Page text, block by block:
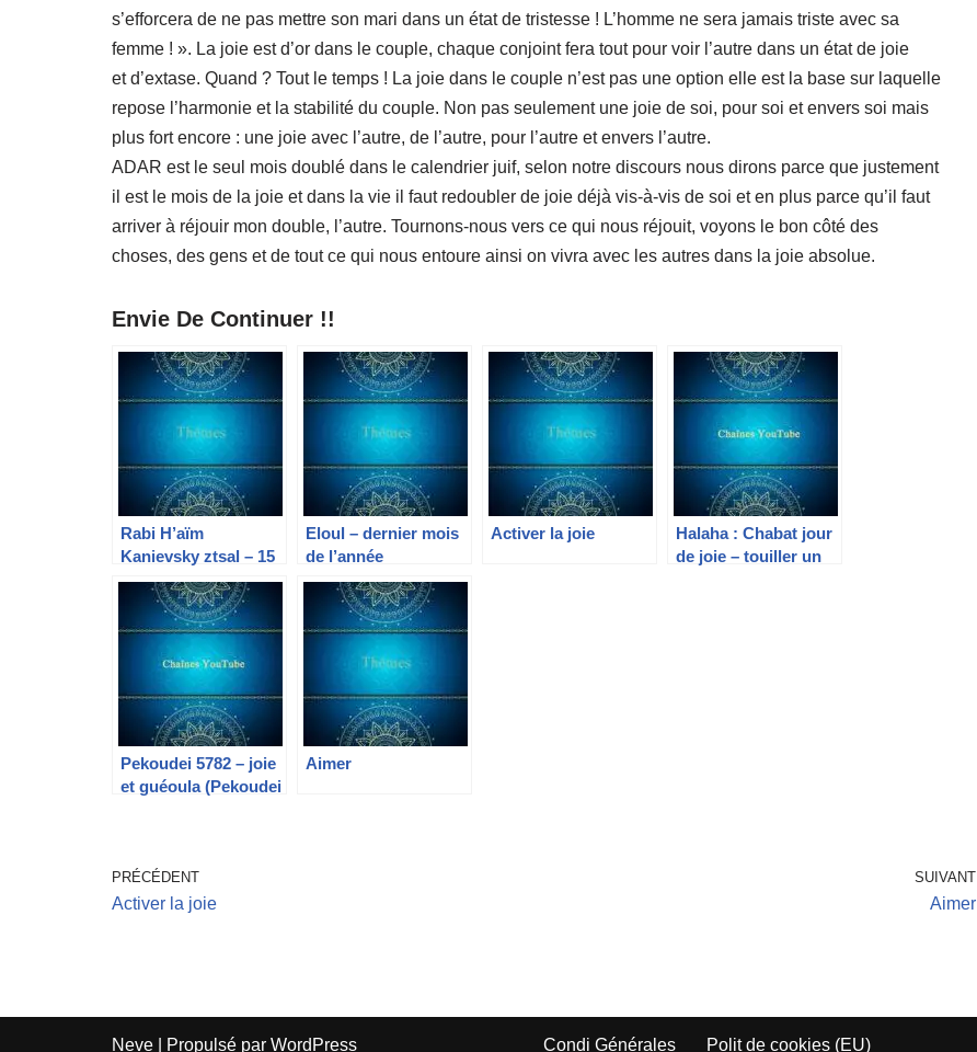
s’efforcera de ne pas mettre son mari dans un état de tristesse ! L’homme ne sera jamais triste avec sa
femme ! ». La joie est d’or dans le couple, chaque conjoint fera tout pour voir l’autre dans un état de joie
et d’extase. Quand ? Tout le temps ! La joie dans le couple n’est pas une option elle est la base sur laquelle
repose l’harmonie et la stabilité du couple. Non pas seulement une joie de soi, pour soi et envers soi mais
plus fort encore : une joie avec l’autre, de l’autre, pour l’autre et envers l’autre.
ADAR est le seul mois doublé dans le calendrier juif, selon notre discours nous dirons parce que justement
il est le mois de la joie et dans la vie il faut redoubler de joie déjà vis-à-vis de soi et en plus parce qu’il faut
arriver à réjouir mon double, l’autre. Tournons-nous vers ce qui nous réjouit, voyons le bon côté des
choses, des gens et de tout ce qui nous entoure ainsi on vivra avec les autres dans la joie absolue.
Envie De Continuer !!
Rabi H’aïm
Kanievsky ztsal – 15
adar II 5782
Eloul – dernier mois
de l’année
Activer la joie
Halaha : Chabat jour
de joie – touiller un
Pekoudei 5782 – joie
et guéoula (Pekoudei
Aimer
PRÉCÉDENT
Activer la joie
SUIVANT
Aimer
Neve | Propulsé par WordPress Condi Générales Polit de cookies (EU)